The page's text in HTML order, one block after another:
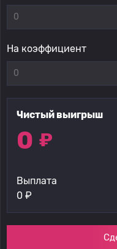
На коэффициент
Чистый выигрыш
0 ₽
Выплата
0 ₽